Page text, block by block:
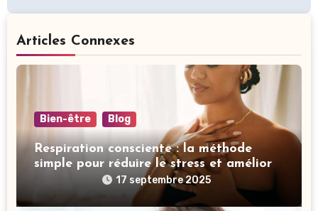
Articles Connexes
Bien-être Blog
Respiration consciente : la méthode
simple pour réduire le stress et améliorer
votre sommeil17 septembre 2025